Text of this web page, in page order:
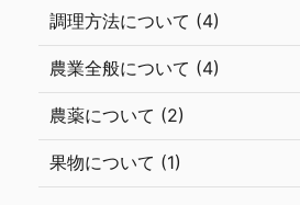
調理方法について (4)
農業全般について (4)
農薬について (2)
果物について (1)